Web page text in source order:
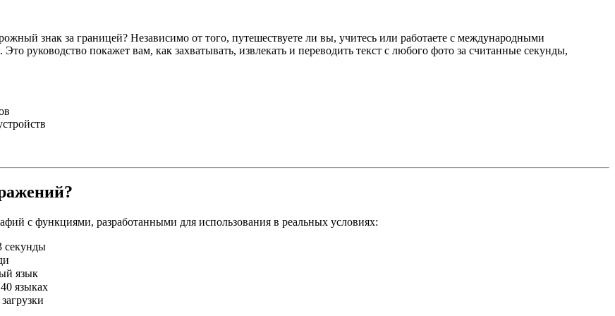
знак за границей? Независимо от того, путешествуете ли вы, учитесь или работаете с международными
руководство покажет вам, как захватывать, извлекать и переводить текст с любого фото за считанные секунды,
с функциями, разработанными для использования в реальных условиях:
секунды
язык
языках